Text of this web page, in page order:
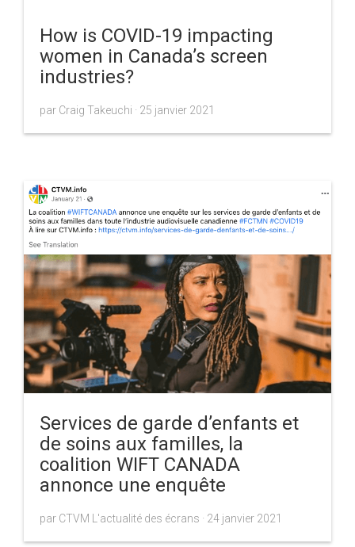
How is COVID-19 impacting
women in Canada’s screen
industries?
par Craig Takeuchi · 25 janvier 2021
Services de garde d’enfants et
de soins aux familles, la
coalition WIFT CANADA
annonce une enquête
par CTVM L'actualité des écrans · 24 janvier 2021